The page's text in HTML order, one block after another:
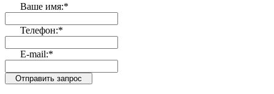
Ваше имя:*
Телефон:*
E-mail:*
Отправить запрос